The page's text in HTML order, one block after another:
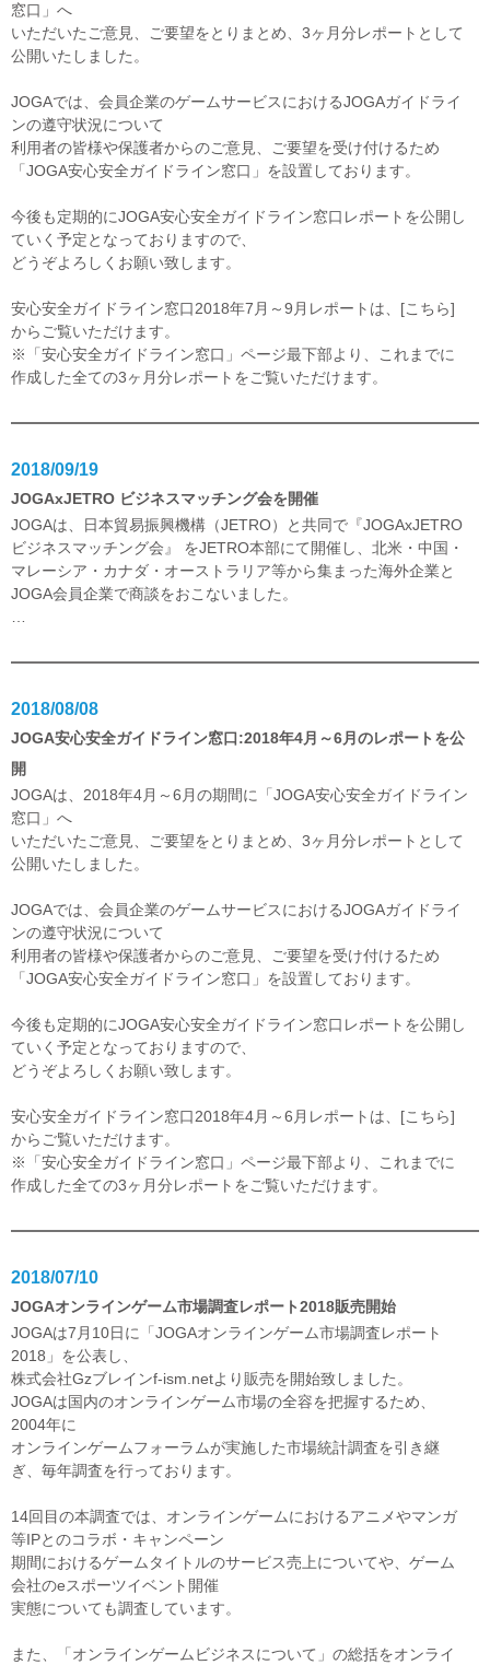
窓口」へ
いただいたご意見、ご要望をとりまとめ、3ヶ月分レポートとして
公開いたしました。
JOGAでは、会員企業のゲームサービスにおけるJOGAガイドライ
ンの遵守状況について
利用者の皆様や保護者からのご意見、ご要望を受け付けるため
「JOGA安心安全ガイドライン窓口」を設置しております。
今後も定期的にJOGA安心安全ガイドライン窓口レポートを公開し
ていく予定となっておりますので、
どうぞよろしくお願い致します。
安心安全ガイドライン窓口2018年7月～9月レポートは、 [こちら]
からご覧いただけます。
※
「安心安全ガイドライン窓口」ページ最下部より、これまでに
作成した全ての3ヶ月分レポートをご覧いただけます。
2018/09/19
JOGAxJETRO ビジネスマッチング会を開催
JOGAは、日本貿易振興機構（JETRO）と共同で『JOGAxJETRO
ビジネスマッチング会』 をJETRO本部にて開催し、北米・中国・
マレーシア・カナダ・オーストラリア等から集まった海外企業と
JOGA会員企業で商談をおこないました。
2018/08/08
JOGA安心安全ガイドライン窓口:2018年4月～6月のレポートを公
開
JOGAは、2018年4月～6月の期間に「JOGA安心安全ガイドライン
窓口」へ
いただいたご意見、ご要望をとりまとめ、3ヶ月分レポートとして
公開いたしました。
JOGAでは、会員企業のゲームサービスにおけるJOGAガイドライ
ンの遵守状況について
利用者の皆様や保護者からのご意見、ご要望を受け付けるため
「JOGA安心安全ガイドライン窓口」を設置しております。
今後も定期的にJOGA安心安全ガイドライン窓口レポートを公開し
ていく予定となっておりますので、
どうぞよろしくお願い致します。
安心安全ガイドライン窓口2018年4月～6月レポートは、 [こちら]
からご覧いただけます。
※
「安心安全ガイドライン窓口」ページ最下部より、これまでに
作成した全ての3ヶ月分レポートをご覧いただけます。
2018/07/10
JOGAオンラインゲーム市場調査レポート2018販売開始
JOGAは7月10日に「JOGAオンラインゲーム市場調査レポート
2018」を公表し、
株式会社Gzブレインf-ism.netより販売を開始致しました。
JOGAは国内のオンラインゲーム市場の全容を把握するため、
2004年に
オンラインゲームフォーラムが実施した市場統計調査を引き継
ぎ、毎年調査を行っております。
14回目の本調査では、オンラインゲームにおけるアニメやマンガ
等IPとのコラボ・キャンペーン
期間におけるゲームタイトルのサービス売上についてや、ゲーム
会社のeスポーツイベント開催
実態についても調査しています。
また、「オンラインゲームビジネスについて」の総括をオンライ